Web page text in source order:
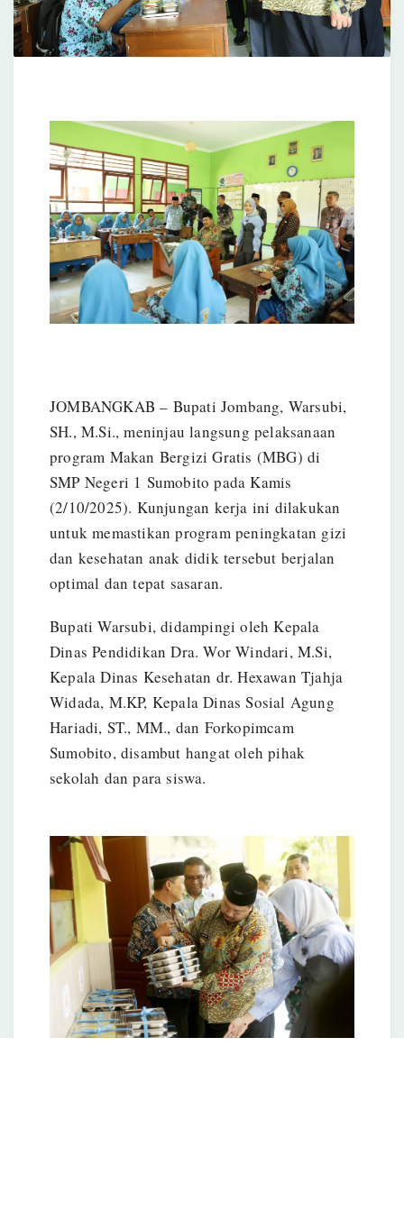
JOMBANGKAB – Bupati Jombang, Warsubi,
SH., M.Si., meninjau langsung pelaksanaan
program Makan Bergizi Gratis (MBG) di
SMP Negeri 1 Sumobito pada Kamis
(2/10/2025). Kunjungan kerja ini dilakukan
untuk memastikan program peningkatan gizi
dan kesehatan anak didik tersebut berjalan
optimal dan tepat sasaran.
Bupati Warsubi, didampingi oleh Kepala
Dinas Pendidikan Dra. Wor Windari, M.Si,
Kepala Dinas Kesehatan dr. Hexawan Tjahja
Widada, M.KP, Kepala Dinas Sosial Agung
Hariadi, ST., MM., dan Forkopimcam
Sumobito, disambut hangat oleh pihak
sekolah dan para siswa.